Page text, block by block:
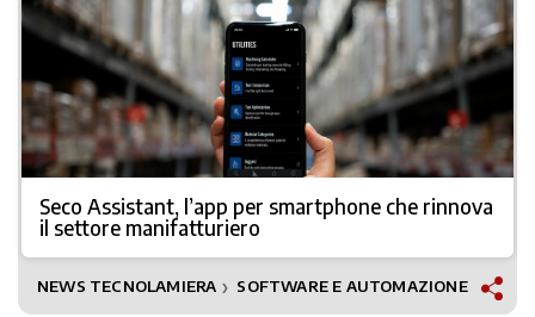
Seco Assistant, l’app per smartphone che rinnova
il settore manifatturiero
NEWS TECNOLAMIERA ❯ SOFTWARE E AUTOMAZIONE